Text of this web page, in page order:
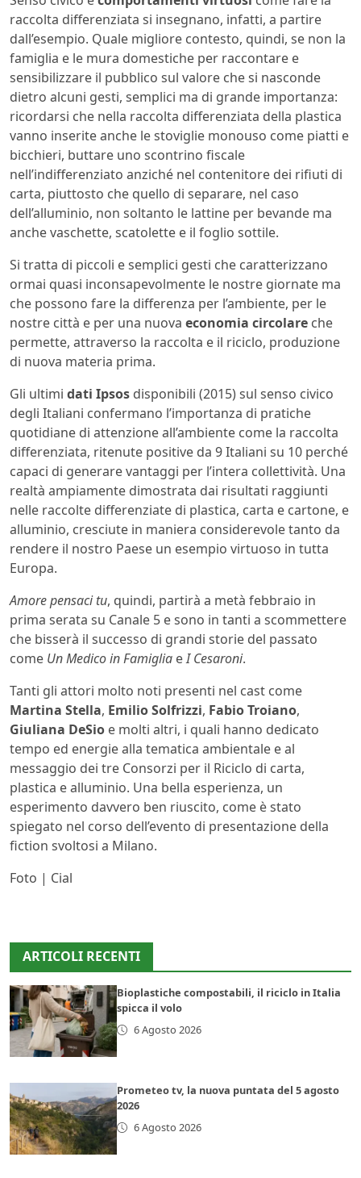
raccolta differenziata si insegnano, infatti, a partire
dall’esempio. Quale migliore contesto, quindi, se non la
famiglia e le mura domestiche per raccontare e
sensibilizzare il pubblico sul valore che si nasconde
dietro alcuni gesti, semplici ma di grande importanza:
ricordarsi che nella raccolta differenziata della plastica
vanno inserite anche le stoviglie monouso come piatti e
bicchieri, buttare uno scontrino fiscale
nell’indifferenziato anziché nel contenitore dei rifiuti di
carta, piuttosto che quello di separare, nel caso
dell’alluminio, non soltanto le lattine per bevande ma
anche vaschette, scatolette e il foglio sottile.
Si tratta di piccoli e semplici gesti che caratterizzano
ormai quasi inconsapevolmente le nostre giornate ma
che possono fare la differenza per l’ambiente, per le
nostre città e per una nuova economia circolare che
permette, attraverso la raccolta e il riciclo, produzione
di nuova materia prima.
Gli ultimi dati Ipsos disponibili (2015) sul senso civico
degli Italiani confermano l’importanza di pratiche
quotidiane di attenzione all’ambiente come la raccolta
differenziata, ritenute positive da 9 Italiani su 10 perché
capaci di generare vantaggi per l’intera collettività. Una
realtà ampiamente dimostrata dai risultati raggiunti
nelle raccolte differenziate di plastica, carta e cartone, e
alluminio, cresciute in maniera considerevole tanto da
rendere il nostro Paese un esempio virtuoso in tutta
Europa.
Amore pensaci tu, quindi, partirà a metà febbraio in
prima serata su Canale 5 e sono in tanti a scommettere
che bisserà il successo di grandi storie del passato
come Un Medico in Famiglia eI Cesaroni.
Tanti gli attori molto noti presenti nel cast come
Martina Stella, Emilio Solfrizzi, Fabio Troiano,
Giuliana DeSio e molti altri, i quali hanno dedicato
tempo ed energie alla tematica ambientale e al
messaggio dei tre Consorzi per il Riciclo di carta,
plastica e alluminio. Una bella esperienza, un
esperimento davvero ben riuscito, come è stato
spiegato nel corso dell’evento di presentazione della
fiction svoltosi a Milano.
Foto | Cial
ARTICOLI RECENTI
Bioplastiche compostabili, il riciclo in Italia
spicca il volo
6 Agosto 2026
Prometeo tv, la nuova puntata del 5 agosto
2026
6 Agosto 2026